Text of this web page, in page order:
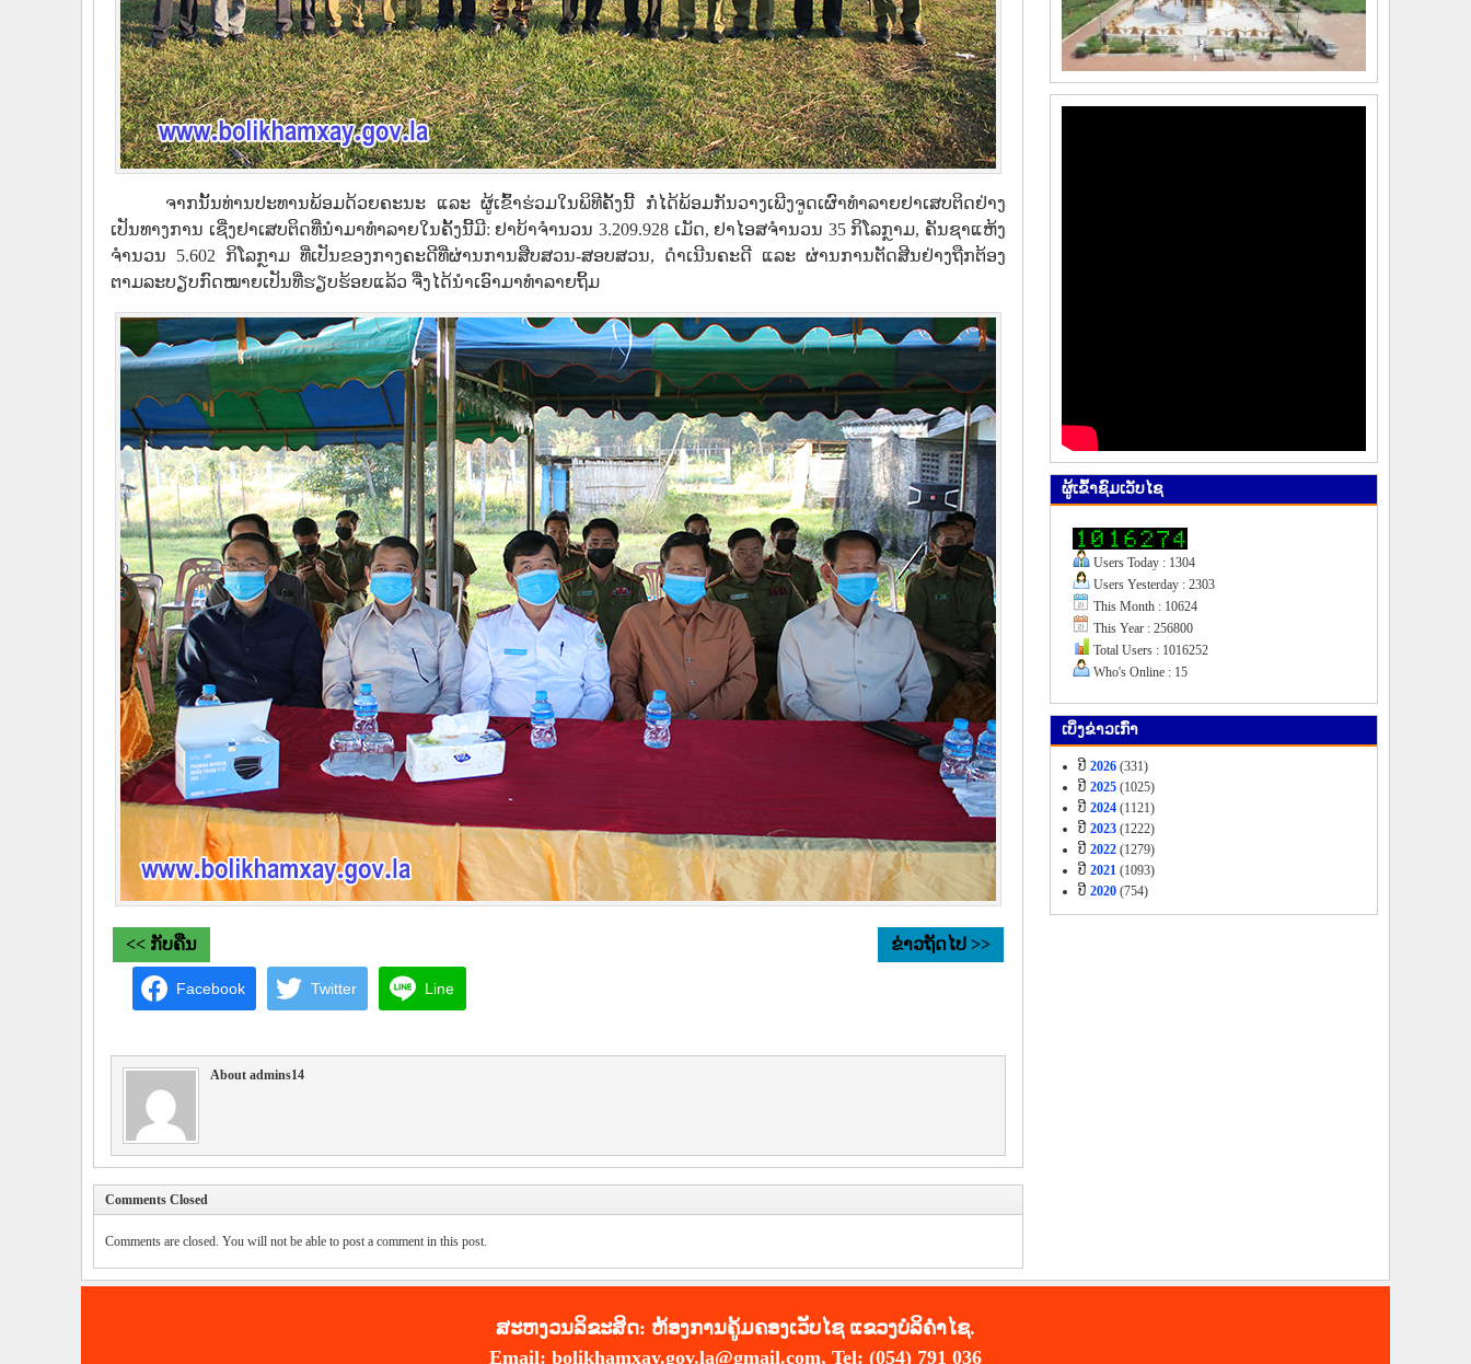
ຈາກນັ້ນທ່ານປະທານພ້ອມດ້ວຍຄະນະ ແລະ ຜູ້ເຂົ້າຮ່ວມໃນພິທີຄັ້ງນີ້ ກໍ່ໄດ້ພ້ອມກັນວາງເພີງຈູດເຜົາທໍາລາຍຢາເສບຕິດຢ່າງ
ເປັນທາງການ ເຊີ່ງຢາເສບຕິດທີ່ນໍາມາທໍາລາຍໃນຄັ້ງນີ້ມີ: ຢາບ້າຈໍານວນ 3.209.928 ເມັດ, ຢາໄອສຈໍານວນ 35 ກິໂລກຼາມ, ຄັນຊາແຫ້ງ
ຈໍານວນ 5.602 ກິໂລກຼາມ ທີ່ເປັນຂອງກາງຄະດີທີ່ຜ່ານການສືບສວນ-ສອບສວນ, ດຳເນີນຄະດີ ແລະ ຜ່ານການຕັດສີນຢ່າງຖືກຕ້ອງ
ຕາມລະບຽບກົດໝາຍເປັນທີ່ຮຽບຮ້ອຍແລ້ວ ຈື່ງໄດ້ນຳເອົາມາທຳລາຍຖິ້ມ
<< ກັບຄືນ ຂ່າວຖັດໄປ >>
Facebook Twitter Line
About admins14
Comments Closed
Comments are closed. You will not be able to post a comment in this post.
ຜູ້​ເຂົ້າ​ຊົມ​ເວັບ​ໄຊ
Users Today : 1304
Users Yesterday : 2303
This Month : 10624
This Year : 256800
Total Users : 1016252
Who's Online : 15
ເບິ່ງ​ຂ່າວ​ເກົ່າ
ປີ 2026 (331)
ປີ 2025 (1025)
ປີ 2024 (1121)
ປີ 2023 (1222)
ປີ 2022 (1279)
ປີ 2021 (1093)
ປີ 2020 (754)
ສະ​ຫງວນ​ລິ​ຂະ​ສິດ: ຫ້ອງການຄູ້ມຄອງເວັບໄຊ ແຂວງບໍລິຄຳໄຊ.
Email: bolikhamxay.gov.la@gmail.com, Tel: (054) 791 036